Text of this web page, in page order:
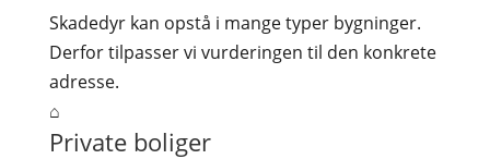
Skadedyr kan opstå i mange typer bygninger.
Derfor tilpasser vi vurderingen til den konkrete
adresse.
⌂
Private boliger